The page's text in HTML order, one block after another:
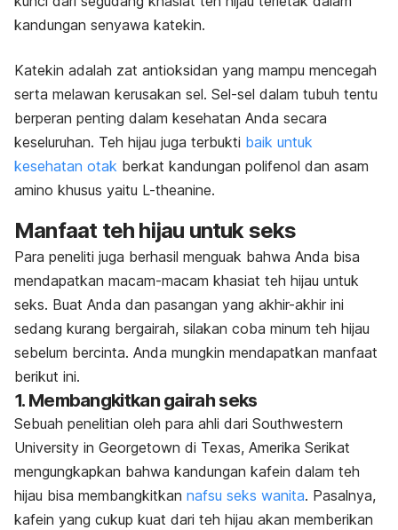
kandungan senyawa katekin.
Katekin adalah zat antioksidan yang mampu mencegah
serta melawan kerusakan sel. Sel-sel dalam tubuh tentu
berperan penting dalam kesehatan Anda secara
keseluruhan. Teh hijau juga terbukti baik untuk
kesehatan otak berkat kandungan polifenol dan asam
amino khusus yaitu L-theanine.
Manfaat teh hijau untuk seks
Para peneliti juga berhasil menguak bahwa Anda bisa
mendapatkan macam-macam khasiat teh hijau untuk
seks. Buat Anda dan pasangan yang akhir-akhir ini
sedang kurang bergairah, silakan coba minum teh hijau
sebelum bercinta. Anda mungkin mendapatkan manfaat
berikut ini.
1. Membangkitkan gairah seks
Sebuah penelitian oleh para ahli dari Southwestern
University in Georgetown di Texas, Amerika Serikat
mengungkapkan bahwa kandungan kafein dalam teh
hijau bisa membangkitkan nafsu seks wanita. Pasalnya,
kafein yang cukup kuat dari teh hijau akan memberikan